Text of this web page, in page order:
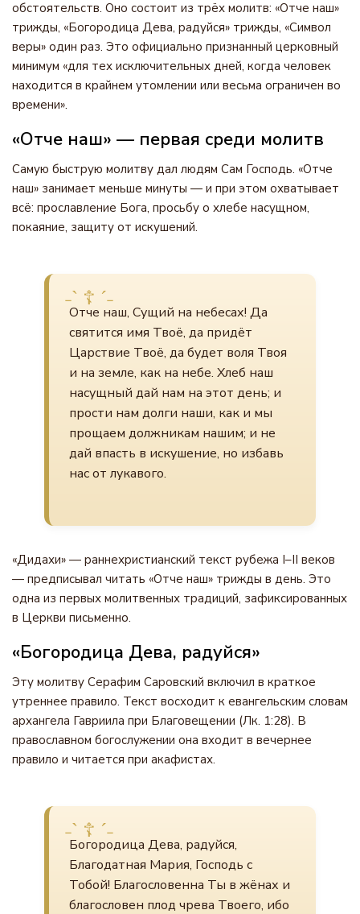
обстоятельств. Оно состоит из трёх молитв: «Отче наш»
трижды, «Богородица Дева, радуйся» трижды, «Символ
веры» один раз. Это официально признанный церковный
минимум «для тех исключительных дней, когда человек
находится в крайнем утомлении или весьма ограничен во
времени».
«Отче наш» — первая среди молитв
Самую быструю молитву дал людям Сам Господь. «Отче
наш» занимает меньше минуты — и при этом охватывает
всё: прославление Бога, просьбу о хлебе насущном,
покаяние, защиту от искушений.
Отче наш, Сущий на небесах! Да
святится имя Твоё, да придёт
Царствие Твоё, да будет воля Твоя
и на земле, как на небе. Хлеб наш
насущный дай нам на этот день; и
прости нам долги наши, как и мы
прощаем должникам нашим; и не
дай впасть в искушение, но избавь
нас от лукавого.
«Дидахи» — раннехристианский текст рубежа I–II веков
— предписывал читать «Отче наш» трижды в день. Это
одна из первых молитвенных традиций, зафиксированных
в Церкви письменно.
«Богородица Дева, радуйся»
Эту молитву Серафим Саровский включил в краткое
утреннее правило. Текст восходит к евангельским словам
архангела Гавриила при Благовещении (Лк. 1:28). В
православном богослужении она входит в вечернее
правило и читается при акафистах.
Богородица Дева, радуйся,
Благодатная Мария, Господь с
Тобой! Благословенна Ты в жёнах и
благословен плод чрева Твоего, ибо